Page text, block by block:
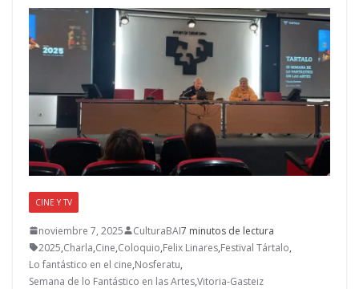
CINE Y TV
noviembre 7, 2025 CulturaBAI7 minutos de lectura
2025,Charla,Cine,Coloquio,Felix Linares,Festival Tártalo,
Lo fantástico en el cine,Nosferatu,
Semana de lo Fantástico en las Artes,Vitoria-Gasteiz